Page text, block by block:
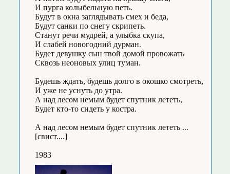
И пурга колыбельную петь.
Будут в окна заглядывать смех и беда,
Будут санки по снегу скрипеть.
Станут речи мудрей, а улыбка скупа,
И слабей новогодний дурман.
Будет девушку сын твой домой провожать
Сквозь неоновых улиц туман.
Будешь ждать, будешь долго в окошко смотреть,
И уже не уснуть до утра.
А над лесом немым будет спутник лететь,
Будет кто-то сидеть у костра.
А над лесом немым будет спутник лететь ...
[свист....]
1983